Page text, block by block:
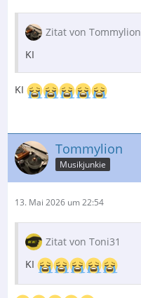
Zitat von Tommylion
KI
KI
Tommylion
Musikjunkie
13. Mai 2026 um 22:54
Zitat von Toni31
KI